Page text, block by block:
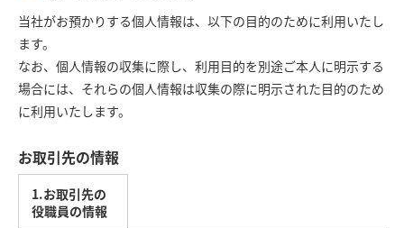
当社がお預かりする個人情報は、以下の目的のために利用いたし
ます。
なお、個人情報の収集に際し、利用目的を別途ご本人に明示する
場合には、それらの個人情報は収集の際に明示された目的のため
に利用いたします。
お取引先の情報
1.お取引先の
役職員の情報